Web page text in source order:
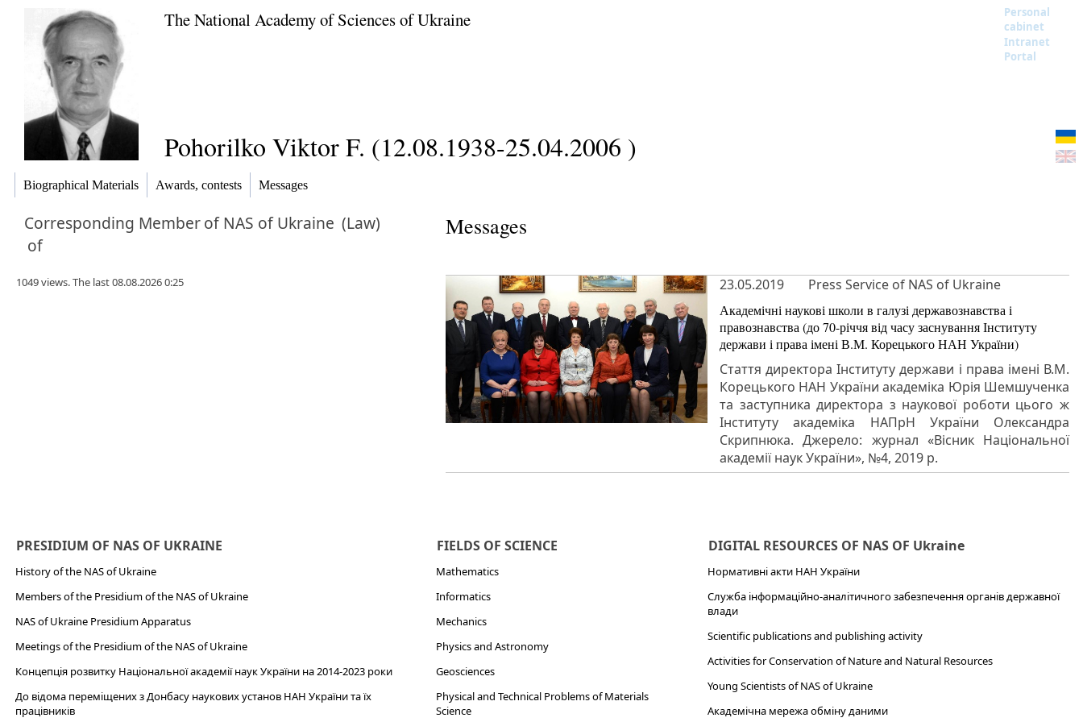
The National Academy of Sciences of Ukraine
Personal
cabinet
Intranet
Portal
Pohorilko Viktor F. (12.08.1938-25.04.2006 )
Biographical Materials Awards, contests Messages
Corresponding Memberof NAS of Ukraine (Law)
of
1049 views. The last 08.08.2026 0:25
Messages
23.05.2019 Press Service of NAS of Ukraine
Академічні наукові школи в галузі державознавства і
правознавства (до 70-річчя від часу заснування Інституту
держави і права імені В.М. Корецького НАН України)
Стаття директора Інституту держави і права імені В.М.
Корецького НАН України академіка Юрія Шемшученка
та заступника директора з наукової роботи цього ж
Інституту академіка НАПрН України Олександра
Скрипнюка. Джерело: журнал «Вісник Національної
академії наук України», №4, 2019 р.
PRESIDIUM OF NAS OF UKRAINE
History of the NAS of Ukraine
Members of the Presidium of the NAS of Ukraine
NAS of Ukraine Presidium Apparatus​
Meetings of the Presidium of the NAS of Ukraine
Концепція розвитку Національної академії наук України на 2014-2023 роки
До відома переміщених з Донбасу наукових установ НАН України та їх
працівників
FIELDS OF SCIENCE
Mathematics
Informatics
Mechanics
Physics and Astronomy
Geosciences
Physical and Technical Problems of Materials
Science
DIGITAL RESOURCES OF NAS OF Ukraine
Нормативні акти НАН України
Служба інформаційно-аналітичного забезпечення органів державної
влади
Scientific publications and publishing activity
Activities for Conservation of Nature and Natural Resources
Young Scientists of NAS of Ukraine
Академічна мережа обміну даними